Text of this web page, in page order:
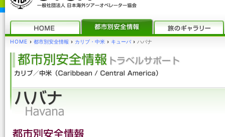
HOME › 都市別安全情報 › カリブ・中米 › キューバ › ハバナ